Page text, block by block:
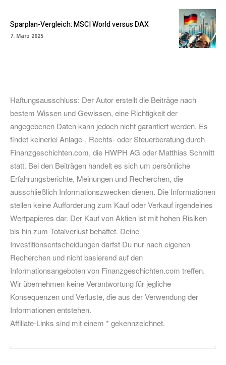
Sparplan-Vergleich: MSCI World versus DAX
7. März 2025
Haftungsausschluss: Der Autor erstellt die Beiträge nach
bestem Wissen und Gewissen, eine Richtigkeit der
angegebenen Daten kann jedoch nicht garantiert werden. Es
findet keinerlei Anlage-, Rechts- oder Steuerberatung durch
Finanzgeschichten.com, die HWPH AG oder Matthias Schmitt
statt. Bei den Beiträgen handelt es sich um persönliche
Erfahrungsberichte, Meinungen und Recherchen, die
ausschließlich Informationszwecken dienen. Die Informationen
stellen keine Aufforderung zum Kauf oder Verkauf irgendeines
Wertpapieres dar. Der Kauf von Aktien ist mit hohen Risiken
bis hin zum Totalverlust behaftet. Deine
Investitionsentscheidungen darfst Du nur nach eigenen
Recherchen und nicht basierend auf den
Informationsangeboten von Finanzgeschichten.com treffen.
Wir übernehmen keine Verantwortung für jegliche
Konsequenzen und Verluste, die aus der Verwendung der
Informationen entstehen.
Affiliate-Links sind mit einem * gekennzeichnet.